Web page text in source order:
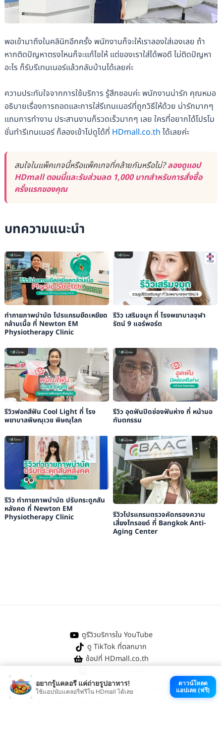
พอเข้ามาถึงในคลินิกอีกครั้ง พนักงานก็จะให้เราลองใส่เองเลย ถ้า
หากติดปัญหาตรงไหนก็จะแก้ไขให้ แต่ของเราใส่ได้พอดี ไม่ติดปัญหา
อะไร ก็รับรีเทนเนอร์แล้วกลับบ้านได้เลยค่ะ
ความประทับใจจากการใช้บริการ รู้สึกชอบค่ะ พนักงานน่ารัก คุณหมอ
อธิบายเรื่องการถอดและการใส่รีเทนเนอร์ที่ถูกวิธีให้ด้วย น่ารักมากๆ
แถมการทำงาน ประสานงานก็รวดเร็วมากๆ เลย ใครที่อยากได้โปรโม
ชั่นทำรีเทนเนอร์ ก็ลองเข้าไปดูได้ที่ HDmall.co.th ได้เลยค่ะ
สนใจในแพ็คเกจนี้หรือแพ็คเกจที่คล้ายกันหรือไม่?ลองดูแอป
HDmall ตอนนี้และรับส่วนลด 1,000 บาทสำหรับการสั่งซื้อ
ครั้งแรกของคุณ
บทความแนะนำ
ทำกายภาพบำบัด โปรแกรมยืดเหยียด
กล้ามเนื้อ ที่ Newton EM
Physiotherapy Clinic
รีวิว เสริมจมูก ที่ โรงพยาบาลจุฬา
รัตน์ 9 แอร์พอร์ต
รีวิวฟอกสีฟัน Cool Light ที่ โรง
พยาบาลพิษณุเวช พิษณุโลก
รีวิว อุดฟันปิดช่องฟันห่าง ที่ หน้ามอ
ทันตกรรม
รีวิว ทำกายภาพบำบัด ปรับกระดูกสัน
หลังคด ที่ Newton EM
Physiotherapy Clinic
รีวิวโปรแกรมตรวจคัดกรองความ
เสี่ยงไทรอยด์ ที่ Bangkok Anti-
Aging Center
ดูรีวิวบริการใน YouTube
ดู TikTok ที่ตลกมาก
ช้อปที่ HDmall.co.th
@ 2026 HDmall | สงวนลิขสิทธิ์ |
Sitemap
ตรวจสุขภาพทั่วไป
อยากรู้แคลอรี แค่ถ่ายรูปอาหาร!
ใช้แอปนับแคลอรีฟรีใน HDmall ได้เลย
ดาวน์โหลด
แอปเลย (ฟรี)